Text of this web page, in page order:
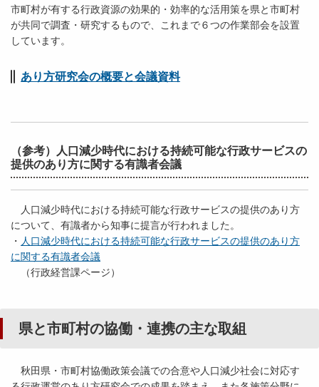
市町村が有する行政資源の効果的・効率的な活用策を県と市町村
が共同で調査・研究するもので、これまで６つの作業部会を設置
しています。
あり方研究会の概要と会議資料
（参考）人口減少時代における持続可能な行政サービスの
提供のあり方に関する有識者会議
人口減少時代における持続可能な行政サービスの提供のあり方
について、有識者から知事に提言が行われました。
・ 人口減少時代における持続可能な行政サービスの提供のあり方
に関する有識者会議
（行政経営課ページ）
県と市町村の協働・連携の主な取組
秋田県・市町村協働政策会議での合意や人口減少社会に対応す